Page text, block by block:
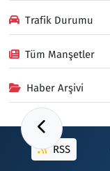
Trafik Durumu
Tüm Manşetler
Haber Arşivi
RSS